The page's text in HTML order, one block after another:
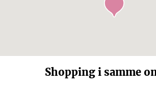
Shopping i samme